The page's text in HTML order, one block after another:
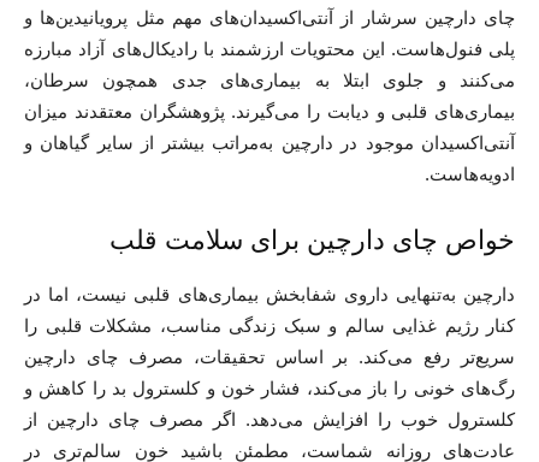
چای دارچین سرشار از آنتی‌اکسیدان‌های مهم مثل پرویانیدین‌ها و
پلی فنول‌هاست. این محتویات ارزشمند با رادیکال‌های آزاد مبارزه
می‌کنند و جلوی ابتلا به بیماری‌های جدی همچون سرطان،
بیماری‌های قلبی و دیابت را می‌گیرند. پژوهشگران معتقدند میزان
آنتی‌اکسیدان موجود در دارچین به‌مراتب بیشتر از سایر گیاهان و
ادویه‌هاست.
خواص چای دارچین برای سلامت قلب
دارچین به‌تنهایی داروی شفابخش بیماری‌های قلبی نیست، اما در
کنار رژیم غذایی سالم و سبک زندگی مناسب، مشکلات قلبی را
سریع‌تر رفع‌ می‌کند. بر اساس تحقیقات، مصرف چای دارچین
رگ‌های خونی را باز می‌کند، فشار خون و کلسترول بد را کاهش و
کلسترول خوب را افزایش می‌دهد. اگر مصرف چای دارچین از
عادت‌های روزانه شماست، مطمئن باشید خون سالم‌تری در